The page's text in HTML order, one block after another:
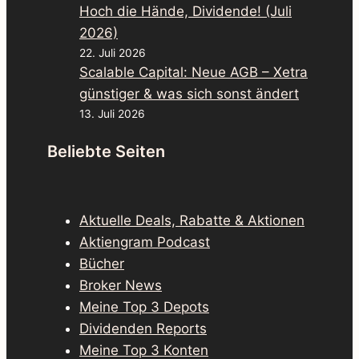
Hoch die Hände, Dividende! (Juli
2026)
22. Juli 2026
Scalable Capital: Neue AGB – Xetra
günstiger & was sich sonst ändert
13. Juli 2026
Beliebte Seiten
Aktuelle Deals, Rabatte & Aktionen
Aktiengram Podcast
Bücher
Broker News
Meine Top 3 Depots
Dividenden Reports
Meine Top 3 Konten